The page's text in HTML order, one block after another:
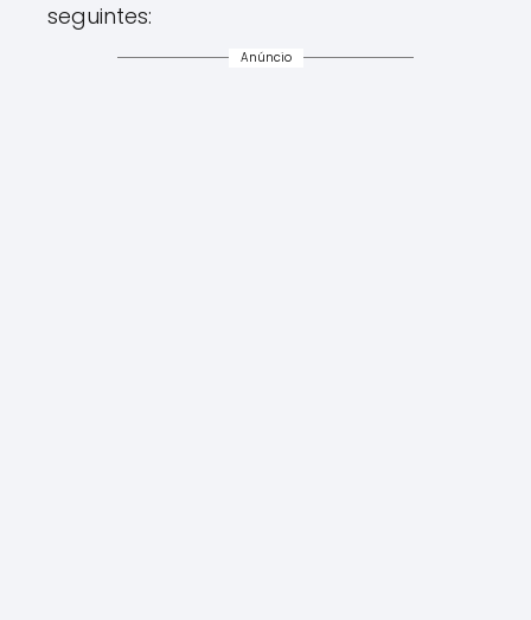
seguintes:
Anúncio